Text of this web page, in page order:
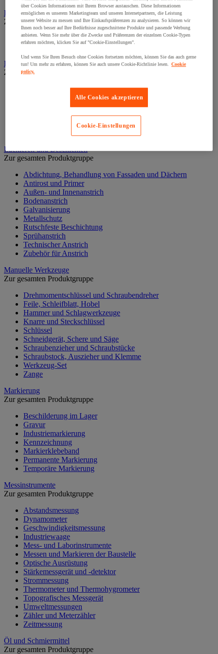
Elektrowerkzeug
Zur gesamten Produktgruppe
Elektrowerkzeug mit Kabel
Kabelloses Elektrowerkzeug
Kleben und Abdichten
Zur gesamten Produktgruppe
Industrie- und Wartungskleber
Klebstoff und Dichtmasse zur Isolierung, Schalldämmung
und Abdichtung
Oberflächenbehandlung- und Reinigung
Lackieren und Beschichten
Zur gesamten Produktgruppe
Abdichtung, Behandlung von Fassaden und Dächern
Antirost und Primer
Außen- und Innenanstrich
Bodenanstrich
Galvanisierung
Metallschutz
Rutschfeste Beschichtung
Sprühanstrich
Technischer Anstrich
Zubehör für Anstrich
Manuelle Werkzeuge
Zur gesamten Produktgruppe
Drehmomentschlüssel und Schraubendreher
Feile, Schleifblatt, Hobel
Hammer und Schlagwerkzeuge
Knarre und Steckschlüssel
Schlüssel
Schneidgerät, Schere und Säge
Schraubenzieher und Schraubstücke
Schraubstock, Auszieher und Klemme
Werkzeug-Set
Zange
Markierung
Zur gesamten Produktgruppe
Beschilderung im Lager
Gravur
Industriemarkierung
Kennzeichnung
Markierklebeband
Permanente Markierung
Temporäre Markierung
Messinstrumente
Zur gesamten Produktgruppe
Abstandsmessung
Dynamometer
Geschwindigkeitsmessung
Industriewaage
Mess- und Laborinstrumente
Messen und Markieren der Baustelle
Optische Ausrüstung
Stärkemessgerät und -detektor
Strommessung
Thermometer und Thermohygrometer
Topografisches Messgerät
Umweltmessungen
Zähler und Meterzähler
Zeitmessung
Öl und Schmiermittel
Zur gesamten Produktgruppe
über Cookies Informationen mit Ihrem Browser austauschen. Diese Informationen
ermöglichen es unserem Marketingteam und unseren Internetpartnern, die Leistung
unserer Website zu messen und Ihre Einkaufspräferenzen zu analysieren. So können wir
Ihnen noch besser auf Ihre Bedürfnisse zugeschnittene Produkte und passende Werbung
anbieten. Wenn Sie mehr über die Zwecke und Präferenzen der einzelnen Cookie-Typen
erfahren möchten, klicken Sie auf "Cookie-Einstellungen".
Und wenn Sie Ihren Besuch ohne Cookies fortsetzen möchten, können Sie das auch gerne
tun! Um mehr zu erfahren, können Sie auch unsere Cookie-Richtlinie lesen. Cookie
policy.
Alle Cookies akzeptieren
Cookie-Einstellungen